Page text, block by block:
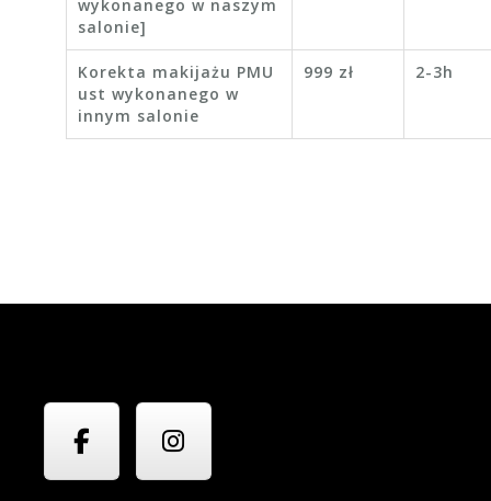
wykonanego w naszym
salonie]
Korekta makijażu PMU
ust wykonanego w
innym salonie
999 zł 2-3h